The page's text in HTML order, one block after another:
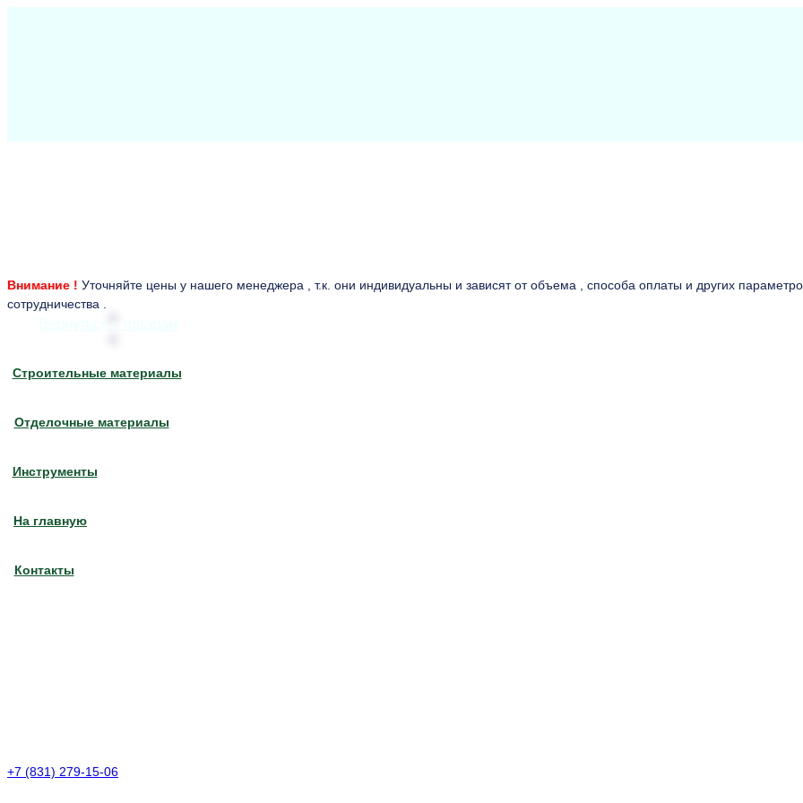
Внимание ! Уточняйте цены у нашего менеджера , т.к. они индивидуальны и зависят от объема , способа оплаты и других
сотрудничества .
Строительные материалы
Отделочные материалы
Инструменты
На главную
Контакты
+7 (831) 279-15-06